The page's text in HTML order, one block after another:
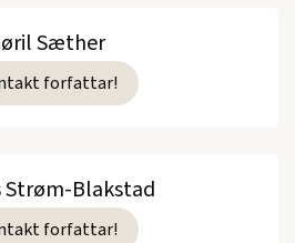
Sæther
forfattar!
Strøm-Blakstad
forfattar!